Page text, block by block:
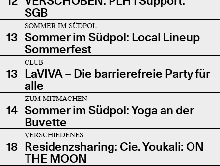
SGB
13
SOMMER IM SÜDPOL
Sommer im Südpol: Local Lineup
Sommerfest
13
CLUB
LaVIVA – Die barrierefreie Party für
alle
14
ZUM MITMACHEN
Sommer im Südpol: Yoga an der
Buvette
18
VERSCHIEDENES
Residenzsharing: Cie. Youkali: ON
THE MOON